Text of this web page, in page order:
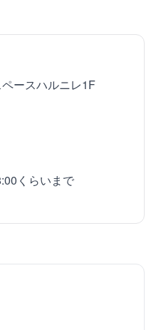
ースハルニレ1F
くらいまで